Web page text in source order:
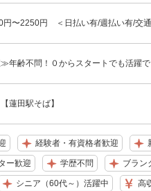
円〜2250円 ＜日払い有/週払い有/交
年齢不問！０からスタートでも活躍で
蓮田駅そば】
経験者・有資格者歓迎
ー歓迎 学歴不問 ブラン
シニア（60代～）活躍中 高